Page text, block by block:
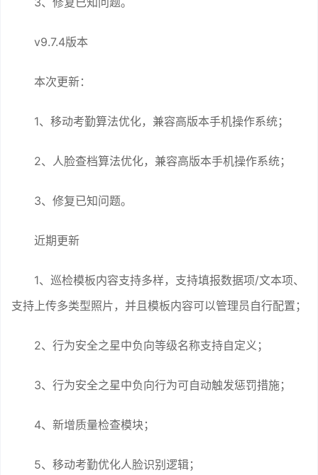
v9.7.4版本
本次更新：
1、移动考勤算法优化，兼容高版本手机操作系统；
2、人脸查档算法优化，兼容高版本手机操作系统；
3、修复已知问题。
近期更新
1、巡检模板内容支持多样，支持填报数据项/文本项、
支持上传多类型照片，并且模板内容可以管理员自行配置；
2、行为安全之星中负向等级名称支持自定义；
3、行为安全之星中负向行为可自动触发惩罚措施；
4、新增质量检查模块；
5、移动考勤优化人脸识别逻辑；